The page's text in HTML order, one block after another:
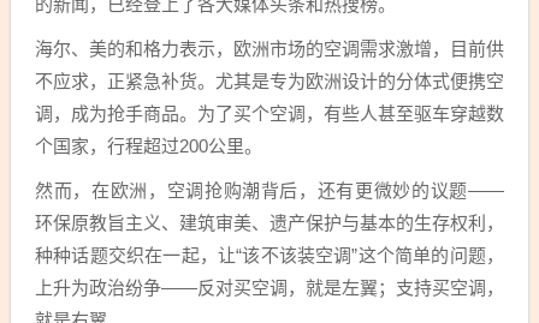
的新闻，已经登上了各大媒体头条和热搜榜。
海尔、美的和格力表示，欧洲市场的空调需求激增，目前供
不应求，正紧急补货。尤其是专为欧洲设计的分体式便携空
调，成为抢手商品。为了买个空调，有些人甚至驱车穿越数
个国家，行程超过200公里。
然而，在欧洲，空调抢购潮背后，还有更微妙的议题——
环保原教旨主义、建筑审美、遗产保护与基本的生存权利，
种种话题交织在一起，让“该不该装空调”这个简单的问题，
上升为政治纷争——反对买空调，就是左翼；支持买空调，